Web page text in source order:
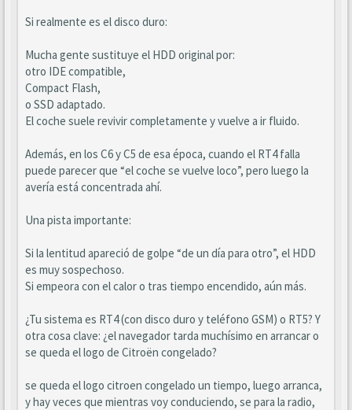
Si realmente es el disco duro:
Mucha gente sustituye el HDD original por:
otro IDE compatible,
Compact Flash,
o SSD adaptado.
El coche suele revivir completamente y vuelve a ir fluido.
Además, en los C6 y C5 de esa época, cuando el RT4 falla
puede parecer que “el coche se vuelve loco”, pero luego la
avería está concentrada ahí.
Una pista importante:
Si la lentitud apareció de golpe “de un día para otro”, el HDD
es muy sospechoso.
Si empeora con el calor o tras tiempo encendido, aún más.
¿Tu sistema es RT4 (con disco duro y teléfono GSM) o RT5? Y
otra cosa clave: ¿el navegador tarda muchísimo en arrancar o
se queda el logo de Citroën congelado?
se queda el logo citroen congelado un tiempo, luego arranca,
y hay veces que mientras voy conduciendo, se para la radio,